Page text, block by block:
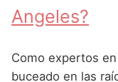
Nombres
Nombres
Angeles?
Como expertos
buceado en las